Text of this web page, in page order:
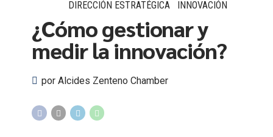
DIRECCIÓN ESTRATÉGICA
INNOVACIÓN
¿Cómo gestionar y
medir la innovación?
por Alcides Zenteno Chamber